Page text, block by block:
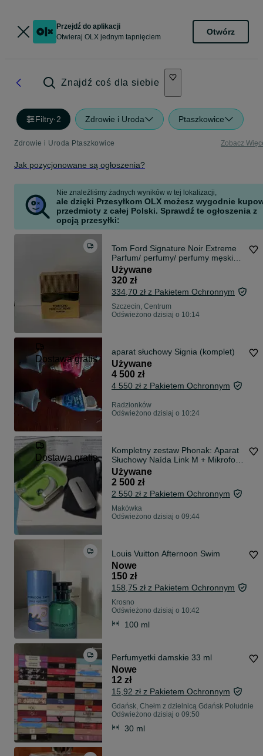
Przejdź do aplikacji
Otwieraj OLX jednym tapnięciem
Otwórz
Znajdź coś dla siebie
Filtry·2 Zdrowie i Uroda Ptaszkowice
Zdrowie i Uroda Ptaszkowice Zobacz
Jak pozycjonowane są ogłoszenia?
Nie znaleźliśmy żadnych wyników w tej lokalizacji,
ale dzięki Przesyłkom OLX możesz wygodnie
przedmioty z całej Polski. Sprawdź te ogłoszenia z
opcją przesyłki:
Tom Ford Signature Noir Extreme
Parfum/ perfumy/ perfumy męskie/
unisex / perfumy damskie
Używane
320 zł
334,70 zł z Pakietem Ochronnym
Szczecin, Centrum
Odświeżono dzisiaj o 10:14
Dostawa gratis
aparat słuchowy Signia (komplet)
Używane
4 500 zł
4 550 zł z Pakietem Ochronnym
Radzionków
Odświeżono dzisiaj o 10:24
Dostawa gratis
Kompletny zestaw Phonak: Aparat
Słuchowy Naída Link M + Mikrofon
Roger Clip-On. Stan idealny!
Używane
2 500 zł
2 550 zł z Pakietem Ochronnym
Makówka
Odświeżono dzisiaj o 09:44
Louis Vuitton Afternoon Swim
Nowe
150 zł
158,75 zł z Pakietem Ochronnym
Krosno
Odświeżono dzisiaj o 10:42
100 ml
Perfumyetki damskie 33 ml
Nowe
12 zł
15,92 zł z Pakietem Ochronnym
Gdańsk, Chełm z dzielnicą Gdańsk Południe
Odświeżono dzisiaj o 09:50
30 ml